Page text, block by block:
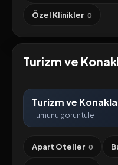
Özel Klinikler 0
Turizm ve
Turizm ve
Tümünü görüntüle
Apart Oteller 0